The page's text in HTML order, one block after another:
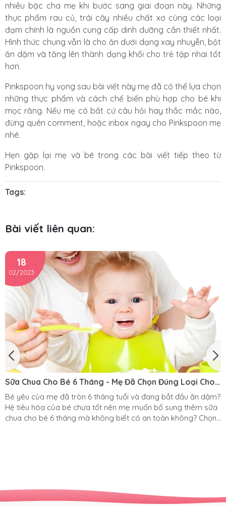
nhiều bậc cha mẹ khi bước sang giai đoạn này. Những
thực phẩm rau củ, trái cây nhiều chất xơ cùng các loại
đạm chính là nguồn cung cấp dinh dưỡng cần thiết nhất.
Hình thức chung vẫn là cho ăn dưới dạng xay nhuyễn, bột
ăn dặm và tăng lên thành dạng khối cho trẻ tập nhai tốt
hơn.
Pinkspoon hy vọng sau bài viết này mẹ đã có thể lựa chọn
những thực phẩm và cách chế biến phù hợp cho bé khi
mọc răng. Nếu mẹ có bất cứ câu hỏi hay thắc mắc nào,
đừng quên comment, hoặc inbox ngay cho Pinkspoon mẹ
nhé.
Hẹn gặp lại mẹ và bé trong các bài viết tiếp theo từ
Pinkspoon.
Tags:
Bài viết liên quan:
18
02/2023
Sữa Chua Cho Bé 6 Tháng - Mẹ Đã Chọn Đúng Loại Cho
Bé Chưa?
Bé yêu của mẹ đã tròn 6 tháng tuổi và đang bắt đầu ăn dặm?
Hệ tiêu hóa của bé chưa tốt nên mẹ muốn bổ sung thêm sữa
chua cho bé 6 tháng mà không biết có an toàn không? Chọn